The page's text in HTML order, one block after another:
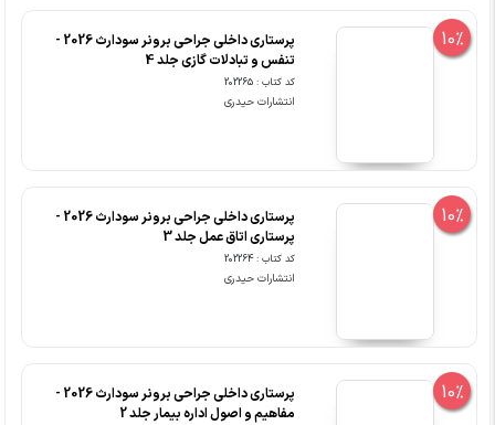
10%
پرستاری داخلی جراحی برونر سودارث 2026 -
تنفس و تبادلات گازی جلد 4
کد کتاب : 202265
انتشارات حیدری
10%
پرستاری داخلی جراحی برونر سودارث 2026 -
پرستاری اتاق عمل جلد 3
کد کتاب : 202264
انتشارات حیدری
10%
پرستاری داخلی جراحی برونر سودارث 2026 -
مفاهیم و اصول اداره بیمار جلد 2